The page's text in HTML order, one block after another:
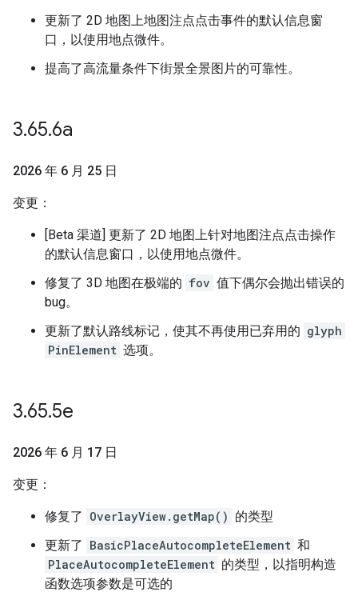
更新了 2D 地图上地图注点点击事件的默认信息窗
口，以使用地点微件。
提高了高流量条件下街景全景图片的可靠性。
3.65.6a
2026 年 6 月 25 日
变更：
[Beta 渠道] 更新了 2D 地图上针对地图注点点击操作
的默认信息窗口，以使用地点微件。
修复了 3D 地图在极端的 fov 值下偶尔会抛出错误的
bug。
更新了默认路线标记，使其不再使用已弃用的 glyph
PinElement 选项。
3.65.5e
2026 年 6 月 17 日
变更：
修复了 OverlayView.getMap() 的类型
更新了 BasicPlaceAutocompleteElement 和
PlaceAutocompleteElement 的类型，以指明构造
函数选项参数是可选的